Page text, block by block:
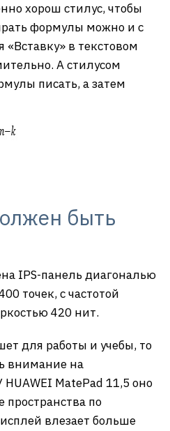
хорош стилус, чтобы
формулы можно и с
«Вставку» в текстовом
А стилусом
писать, а затем
быть
IPS-панель диагональю
точек, с частотой
420 нит.
для работы и учебы, то
внимание на
MatePad 11,5 оно
пространства по
влезает больше